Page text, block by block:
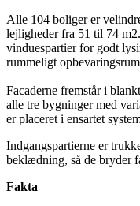
Alle 104 boliger er
lejligheder fra 51 til 74
vinduespartier for godt
rummeligt
Facaderne fremstår i
alle tre bygninger med
er placeret i ensartet
Indgangspartierne er
beklædning, så de bryder
Fakta